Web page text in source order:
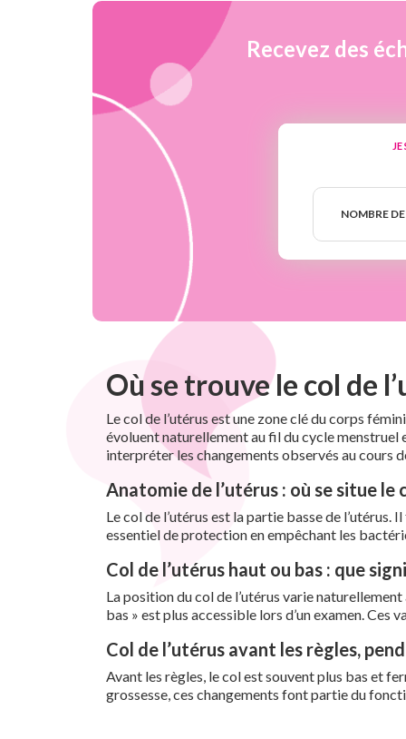
Recevez des
JE
Nombre
semaines
NOMBRE
Où se trouve le col de
Le col de l’utérus est une zone clé du corps
évoluent naturellement au fil du cycle menstruel
interpréter les changements observés au cours
Anatomie de l’utérus : où se situe le
Le col de l’utérus est la partie basse de l’utérus.
essentiel de protection en empêchant les
Col de l’utérus haut ou bas : que
La position du col de l’utérus varie
bas » est plus accessible lors d’un examen. Ces
Col de l’utérus avant les règles,
Avant les règles, le col est souvent plus bas et
grossesse, ces changements font partie du